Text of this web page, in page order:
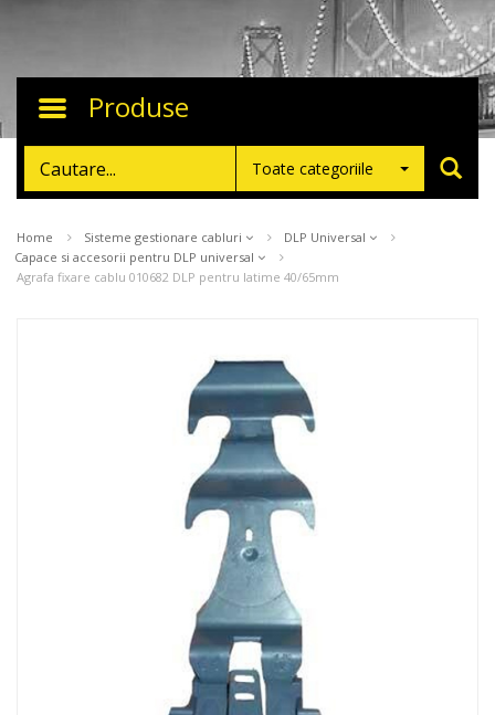
Toggle
Produse
Toate categoriile
Home Sisteme gestionare cabluri
DLP Universal
Capace si accesorii pentru DLP universal
Agrafa fixare cablu 010682 DLP pentru latime 40/65mm